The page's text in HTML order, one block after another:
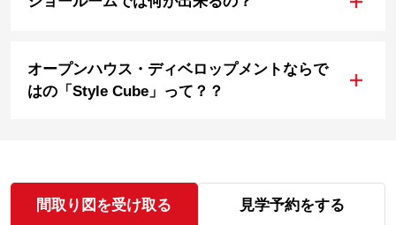
オープンハウス・ディベロップメントならで
はの「Style Cube」って？？
+
間取り図を受け取る 見学予約をする